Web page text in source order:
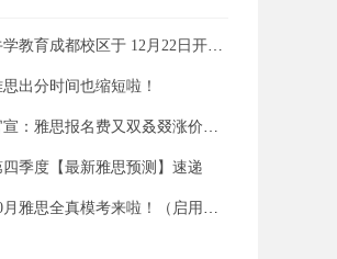
教育成都校区于 12月22日开业啦!！！
思出分时间也缩短啦！
：雅思报名费又双叒叕涨价啦！！
四季度【最新雅思预测】速递
雅思全真模考来啦！（启用密训班真题）